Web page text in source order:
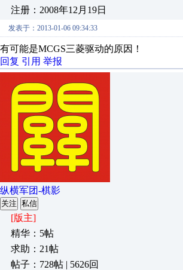
注册：2008年12月19日
发表于：2013-01-06 09:34:33
有可能是MCGS三菱驱动的原因！
回复 引用 举报
纵横军团-棋影
关注 私信
[版主]
精华：5帖
求助：21帖
帖子：728帖 | 5626回